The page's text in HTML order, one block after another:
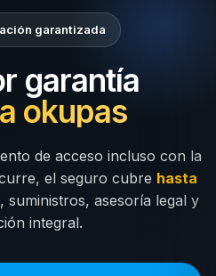
garantizada
garantía
okupas
de acceso incluso con la
el seguro cubre hasta
suministros, asesoría legal y
integral.